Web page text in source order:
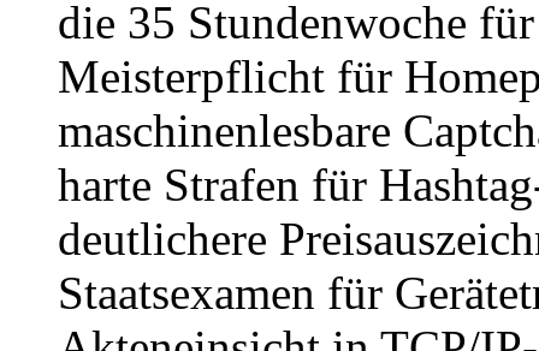
die 35 Stundenwoche
Meisterpflicht für
maschinenlesbare
harte Strafen für
deutlichere
Staatsexamen für